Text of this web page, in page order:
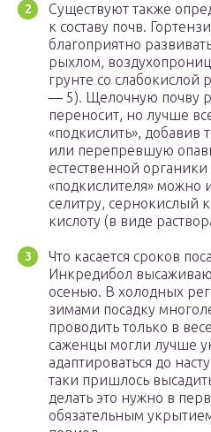
Существуют также
к составу почв.
благоприятно
рыхлом,
грунте со
— 5). Щелочную почву
переносит, но лучше
«подкислить», добавив
или перепревшую
естественной органики
«подкислителя» можно
селитру, сернокислый
кислоту (в виде
Что касается сроков
Инкредибол
осенью. В холодных
зимами посадку
проводить только в
саженцы могли лучше
адаптироваться до
таки пришлось
делать это нужно в
обязательным